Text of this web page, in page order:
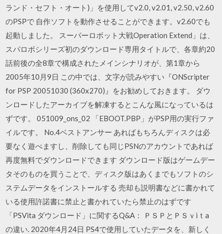
ランド・セフト・オート)」を使用してv2.0, v2.01, v2.50, v2.60
のPSPで 自作ソフトを動作させることができます。v2.60でも
起動しました。 スーパーロボット大戦Operation Extend」は、
スパロボシリーズ初のダウンロード専用タイトルで、各章約20
話前後の全8章で構成されたメインシナリオが、第1章から
2005年10月9日 この中では、文字が読みやすい『ONScripter
for PSP 20051030 (360x270)』をお勧めしておきます。 ダウ
ンロードしたアーカイブを解凍するとこんな風になっているは
ずです。 051009_ons_02 「EBOOT.PBP」がPSP用の実行ファ
イルです。 No.4ベストアンサー あればもちろんディスクは必
要なく遊べますし、削除しても同じPSNのアカウントであれば
再度無料でダウンロードできます ダウンロード版はゲームデー
タそのものを買うことで、ディスク版はあくまでもソフトのシ
ステムデータをインストールする 売却も説明書などに書かれて
いる使用許諾書に禁止と書かれていたら禁止のはずです
「PSVita ダウンロード」に関するQ&A： ＰＳＰとＰＳｖiｔa
の違い. 2020年4月24日 PS4で使用していたデータを、新しく